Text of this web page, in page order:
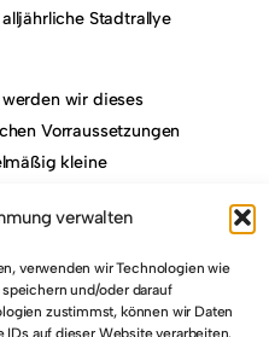
verwalten
verwenden wir Technologien wie
und/oder darauf
zustimmst, können wir Daten
auf dieser Website verarbeiten.
Stadtrallye
wir dieses
Vorraussetzungen
kleine
dieser Seite
Fahrt!